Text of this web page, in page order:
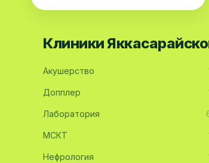
Физиотерапия 31
Невропатология
Клиники
Акушерство
Допплер
Лаборатория
МСКТ
Нефрология